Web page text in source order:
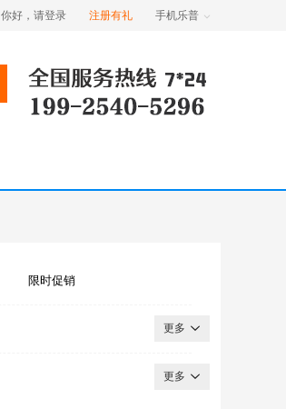
你好，请登录 注册有礼 手机乐普
限时促销
更多
更多